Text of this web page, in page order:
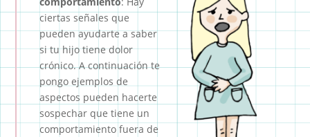
ciertas señales que
pueden ayudarte a saber
si tu hijo tiene dolor
crónico. A continuación te
pongo ejemplos de
aspectos pueden hacerte
sospechar que tiene un
comportamiento fuera de